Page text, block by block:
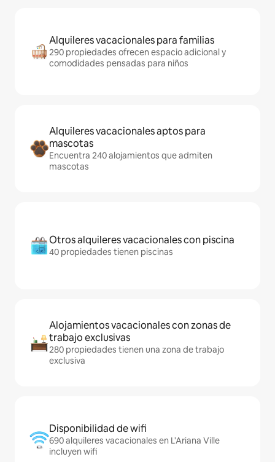
Alquileres vacacionales para familias
290 propiedades ofrecen espacio adicional y
comodidades pensadas para niños
Alquileres vacacionales aptos para
mascotas
Encuentra 240 alojamientos que admiten
mascotas
Otros alquileres vacacionales con piscina
40 propiedades tienen piscinas
Alojamientos vacacionales con zonas de
trabajo exclusivas
280 propiedades tienen una zona de trabajo
exclusiva
Disponibilidad de wifi
690 alquileres vacacionales en L'Ariana Ville
incluyen wifi